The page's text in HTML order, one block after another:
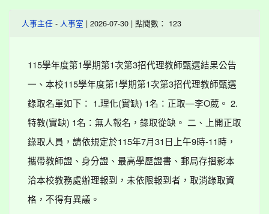
人事主任 - 人事室 | 2026-07-30 | 點閱數： 123
115學年度第1學期第1次第3招代理教師甄選結果公告
一、本校115學年度第1學期第1次第3招代理教師甄選
錄取名單如下： 1.理化(實缺) 1名：正取—李O葳。 2.
特教(實缺) 1名：無人報名，錄取從缺。 二、上開正取
錄取人員，請依規定於115年7月31日上午9時-11時，
攜帶教師證、身分證、最高學歷證書、郵局存摺影本
洽本校教務處辦理報到，未依限報到者，取消錄取資
格，不得有異議。